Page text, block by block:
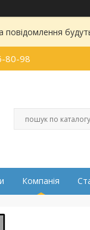
повідомлення
80-98
Компанія